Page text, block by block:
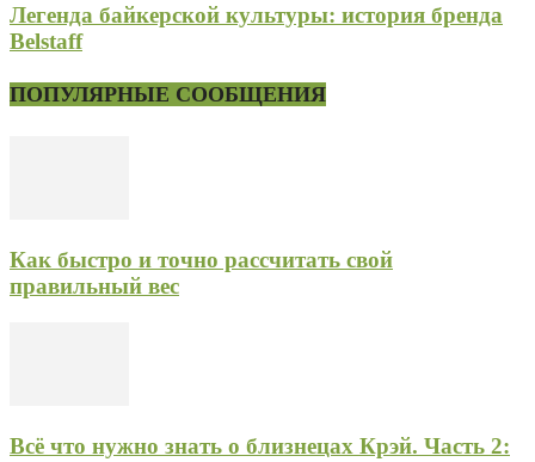
Легенда байкерской культуры: история бренда
Belstaff
ПОПУЛЯРНЫЕ СООБЩЕНИЯ
Как быстро и точно рассчитать свой
правильный вес
Всё что нужно знать о близнецах Крэй. Часть 2: